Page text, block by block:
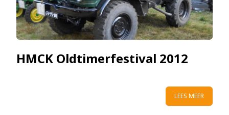
HMCK Oldtimerfestival 2012
LEES MEER